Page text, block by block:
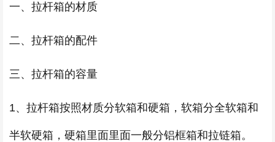
一、拉杆箱的材质
二、拉杆箱的配件
三、拉杆箱的容量
1、拉杆箱按照材质分软箱和硬箱，软箱分全软箱和
半软硬箱，硬箱里面里面一般分铝框箱和拉链箱。